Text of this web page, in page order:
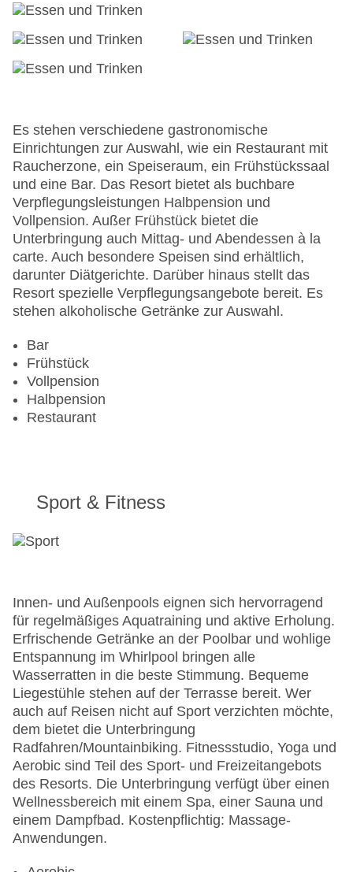
WLAN/WiFi im Hotel
Letzte umfassende Renovierung: 2012
Sonnenterrasse
Zahlungsarten: American Express, Diners Club,
Mastercard, Visa
Landeskategorie: 5 Sterne
Es stehen verschiedene gastronomische
Einrichtungen zur Auswahl, wie ein Restaurant mit
Raucherzone, ein Speiseraum, ein Frühstückssaal
und eine Bar. Das Resort bietet als buchbare
Verpflegungsleistungen Halbpension und
Vollpension. Außer Frühstück bietet die
Unterbringung auch Mittag- und Abendessen à la
carte. Auch besondere Speisen sind erhältlich,
darunter Diätgerichte. Darüber hinaus stellt das
Resort spezielle Verpflegungsangebote bereit. Es
stehen alkoholische Getränke zur Auswahl.
Bar
Frühstück
Vollpension
Halbpension
Restaurant
Sport & Fitness
Innen- und Außenpools eignen sich hervorragend
für regelmäßiges Aquatraining und aktive Erholung.
Erfrischende Getränke an der Poolbar und wohlige
Entspannung im Whirlpool bringen alle
Wasserratten in die beste Stimmung. Bequeme
Liegestühle stehen auf der Terrasse bereit. Wer
auch auf Reisen nicht auf Sport verzichten möchte,
dem bietet die Unterbringung
Radfahren/Mountainbiking. Fitnessstudio, Yoga und
Aerobic sind Teil des Sport- und Freizeitangebots
des Resorts. Die Unterbringung verfügt über einen
Wellnessbereich mit einem Spa, einer Sauna und
einem Dampfbad. Kostenpflichtig: Massage-
Anwendungen.